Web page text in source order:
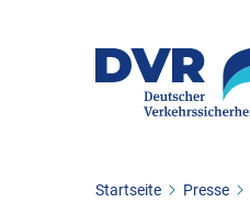
Sie befinden sich hier:
Startseite Presse